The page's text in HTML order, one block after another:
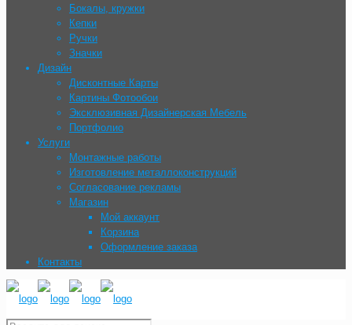
Бокалы, кружки
Кепки
Ручки
Значки
Дизайн
Дисконтные Карты
Картины Фотообои
Эксклюзивная Дизайнерская Мебель
Портфолио
Услуги
Монтажные работы
Изготовление металлоконструкций
Согласование рекламы
Магазин
Мой аккаунт
Корзина
Оформление заказа
Контакты